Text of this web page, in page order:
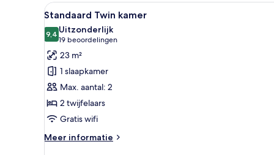
Alle
foto's
voor
Standaard
Twin
kamer
laden
Hotelkamer met twee
5
Standaard Twin kamer
9,49,4 van 10
Uitzonderlijk
19 beoordelingen
(19
beoordelingen)
23 m²
1 slaapkamer
Max. aantal: 2
2 twijfelaars
Gratis wifi
Meer informatie
Meer